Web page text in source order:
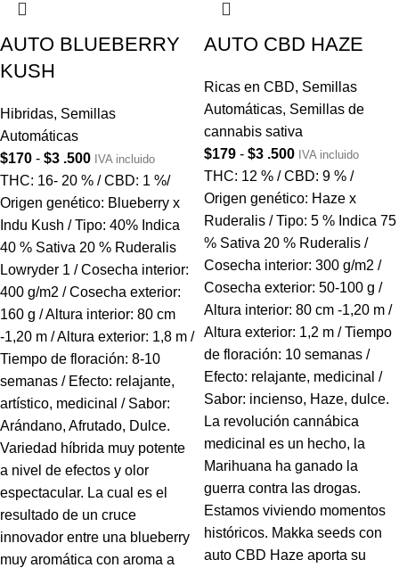
AUTO BLUEBERRY
KUSH
Hibridas, Semillas
Automáticas
$170 - $3 .500 IVA incluido
THC: 16- 20 % / CBD: 1 %/
Origen genético: Blueberry x
Indu Kush / Tipo: 40% Indica
40 % Sativa 20 % Ruderalis
Lowryder 1 / Cosecha interior:
400 g/m2 / Cosecha exterior:
160 g / Altura interior: 80 cm
-1,20 m / Altura exterior: 1,8 m /
Tiempo de floración: 8-10
semanas / Efecto: relajante,
artístico, medicinal / Sabor:
Arándano, Afrutado, Dulce.
Variedad híbrida muy potente
a nivel de efectos y olor
espectacular. La cual es el
resultado de un cruce
innovador entre una blueberry
muy aromática con aroma a
AUTO CBD HAZE
Ricas en CBD, Semillas
Automáticas, Semillas de
cannabis sativa
$179 - $3 .500 IVA incluido
THC: 12 % / CBD: 9 % /
Origen genético: Haze x
Ruderalis / Tipo: 5 % Indica 75
% Sativa 20 % Ruderalis /
Cosecha interior: 300 g/m2 /
Cosecha exterior: 50-100 g /
Altura interior: 80 cm -1,20 m /
Altura exterior: 1,2 m / Tiempo
de floración: 10 semanas /
Efecto: relajante, medicinal /
Sabor: incienso, Haze, dulce.
La revolución cannábica
medicinal es un hecho, la
Marihuana ha ganado la
guerra contra las drogas.
Estamos viviendo momentos
históricos. Makka seeds con
auto CBD Haze aporta su